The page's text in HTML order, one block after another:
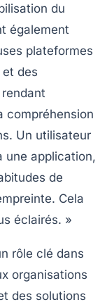
du
également
plateformes
des
compréhension
Un utilisateur
une application,
de
Cela
éclairés. »
rôle clé dans
organisations
des solutions